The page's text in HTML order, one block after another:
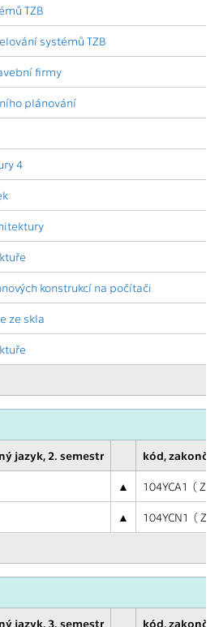
TZB
systémů TZB
firmy
plánování
4
konstrukcí na počítači
ze skla
jazyk, 2. semestr kód,
▲ 104YCA1 ( Z )
▲ 104YCN1 ( Z )
jazyk, 3. semestr kód,